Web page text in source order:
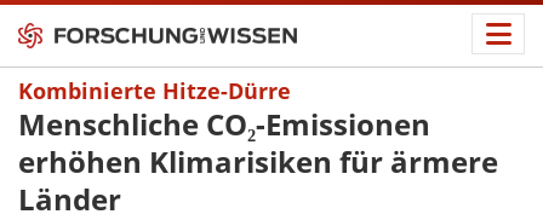
Kombinierte Hitze-Dürre
Menschliche CO₂-Emissionen
erhöhen Klimarisiken für ärmere
Länder